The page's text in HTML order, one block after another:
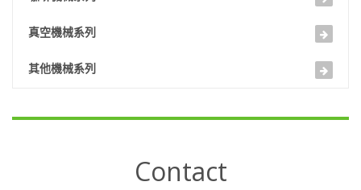
真空機械系列
其他機械系列
Contact